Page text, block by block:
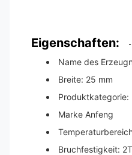
Eigenschaften:
Name des
Breite: 25 mm
Produktkategorie:
Marke Anfeng
Bruchfestigkeit: 2T